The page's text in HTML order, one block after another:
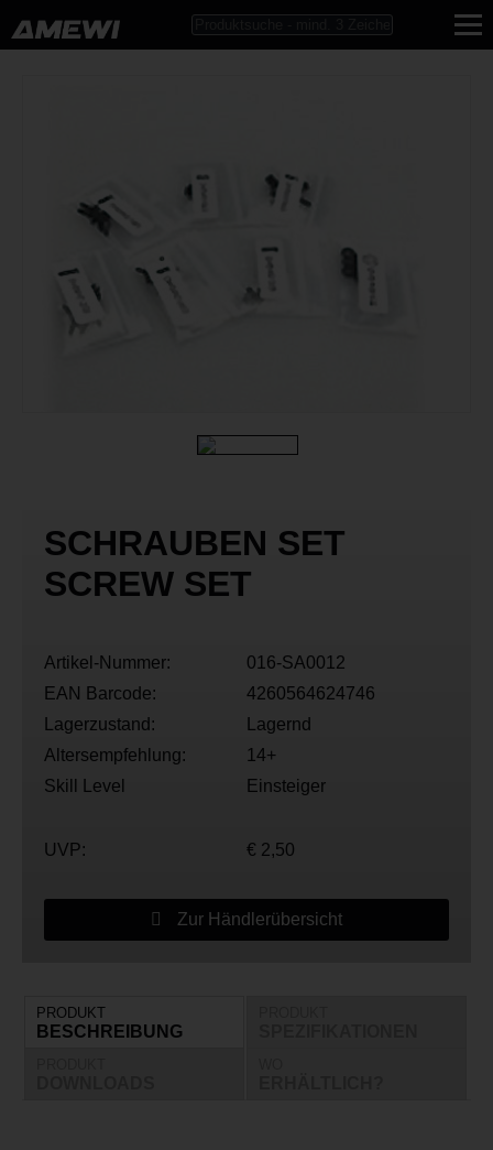
SCHRAUBEN SET
SCREW SET
Artikel-Nummer:
016-SA0012
EAN Barcode:
4260564624746
Lagerzustand:
Lagernd
Altersempfehlung:
14+
Skill Level
Einsteiger
UVP: € 2,50
Zur Händlerübersicht
PRODUKT
BESCHREIBUNG